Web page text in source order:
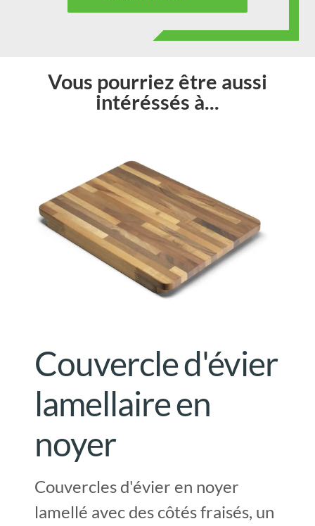
Vous pourriez être aussi
intéréssés à...
Couvercle d'évier
lamellaire en
noyer
Couvercles d'évier en noyer
lamellé avec des côtés fraisés, un